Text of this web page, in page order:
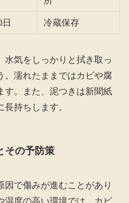
冷蔵保存
水気をしっかりと拭き取っ
。濡れたままではカビや腐
す。また、泥つきは新聞紙
持ちします。
その予防策
因で傷みが進むことがあり
湿度の高い環境では、カビ